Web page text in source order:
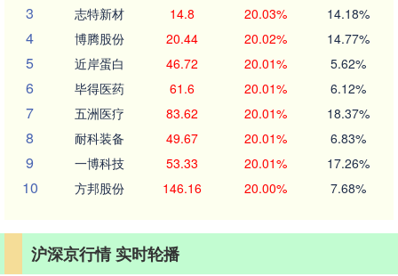
3 志特新材 14.8 20.03% 14.18%
4 博腾股份 20.44 20.02% 14.77%
5 近岸蛋白 46.72 20.01% 5.62%
6 毕得医药 61.6 20.01% 6.12%
7 五洲医疗 83.62 20.01% 18.37%
8 耐科装备 49.67 20.01% 6.83%
9 一博科技 53.33 20.01% 17.26%
10 方邦股份 146.16 20.00% 7.68%
沪深京行情 实时轮播